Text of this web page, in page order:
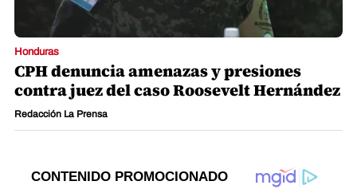
Honduras
CPH denuncia amenazas y presiones
contra juez del caso Roosevelt Hernández
Redacción La Prensa